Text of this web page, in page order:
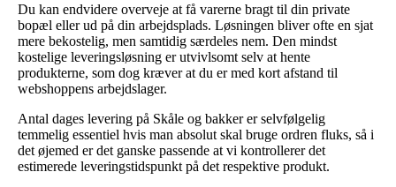
Du kan endvidere overveje at få varerne bragt til din private
bopæl eller ud på din arbejdsplads. Løsningen bliver ofte en sjat
mere bekostelig, men samtidig særdeles nem. Den mindst
kostelige leveringsløsning er utvivlsomt selv at hente
produkterne, som dog kræver at du er med kort afstand til
webshoppens arbejdslager.
Antal dages levering på Skåle og bakker er selvfølgelig
temmelig essentiel hvis man absolut skal bruge ordren fluks, så i
det øjemed er det ganske passende at vi kontrollerer det
estimerede leveringstidspunkt på det respektive produkt.